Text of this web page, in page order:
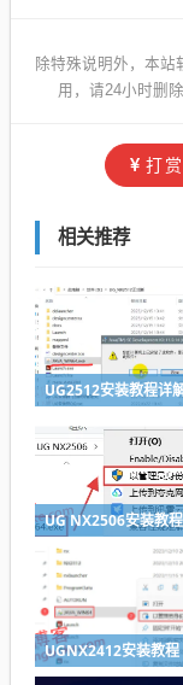
除特殊说明外，本站
用，请24小时删
打赏
相关推荐
UG2512安装教程详
UG NX2506安装教程
UGNX2412安装教程